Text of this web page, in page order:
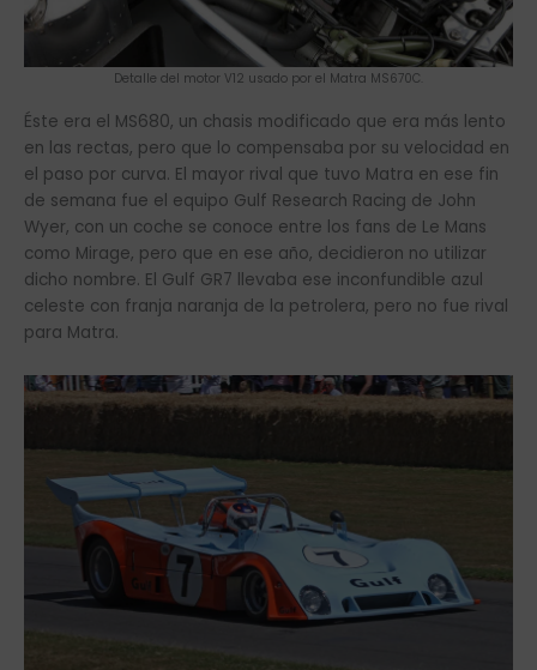
Detalle del motor V12 usado por el Matra MS670C.
Éste era el MS680, un chasis modificado que era más lento
en las rectas, pero que lo compensaba por su velocidad en
el paso por curva. El mayor rival que tuvo Matra en ese fin
de semana fue el equipo Gulf Research Racing de John
Wyer, con un coche se conoce entre los fans de Le Mans
como Mirage, pero que en ese año, decidieron no utilizar
dicho nombre. El Gulf GR7 llevaba ese inconfundible azul
celeste con franja naranja de la petrolera, pero no fue rival
para Matra.